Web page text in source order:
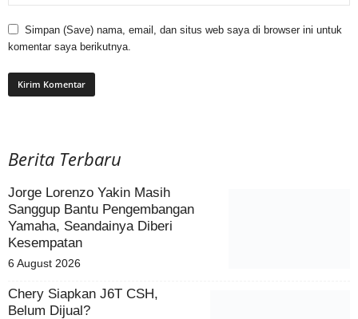
Simpan (Save) nama, email, dan situs web saya di browser ini untuk
komentar saya berikutnya.
Berita Terbaru
Jorge Lorenzo Yakin Masih
Sanggup Bantu Pengembangan
Yamaha, Seandainya Diberi
Kesempatan
6 August 2026
Chery Siapkan J6T CSH,
Belum Dijual?